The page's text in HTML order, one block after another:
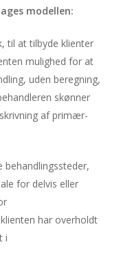
modellen:
til at tilbyde klienter
mulighed for at
uden beregning,
skønner
af primær-
behandlingssteder,
for delvis eller
har overholdt
i